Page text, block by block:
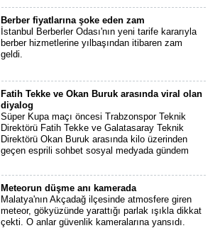
Berber fiyatlarına şoke eden zam
İstanbul Berberler Odası'nın yeni tarife kararıyla
berber hizmetlerine yılbaşından itibaren zam
geldi.
Fatih Tekke ve Okan Buruk arasında viral olan
diyalog
Süper Kupa maçı öncesi Trabzonspor Teknik
Direktörü Fatih Tekke ve Galatasaray Teknik
Direktörü Okan Buruk arasında kilo üzerinden
geçen esprili sohbet sosyal medyada gündem
Meteorun düşme anı kamerada
Malatya'nın Akçadağ ilçesinde atmosfere giren
meteor, gökyüzünde yarattığı parlak ışıkla dikkat
çekti. O anlar güvenlik kameralarına yansıdı.